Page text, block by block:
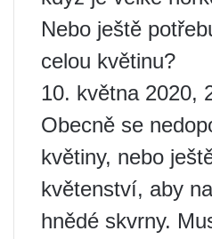
Nebo ještě
celou květinu?
10. května 2020,
Obecně se
květiny, nebo
květenství, aby
hnědé skvrny.